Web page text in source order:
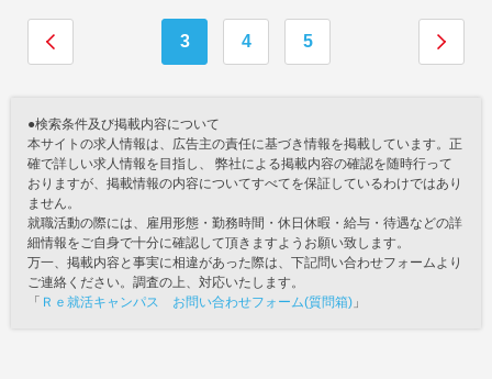
3 4 5
●検索条件及び掲載内容について
本サイトの求人情報は、広告主の責任に基づき情報を掲載しています。正
確で詳しい求人情報を目指し、 弊社による掲載内容の確認を随時行って
おりますが、掲載情報の内容についてすべてを保証しているわけではあり
ません。
就職活動の際には、雇用形態・勤務時間・休日休暇・給与・待遇などの詳
細情報をご自身で十分に確認して頂きますようお願い致します。
万一、掲載内容と事実に相違があった際は、下記問い合わせフォームより
ご連絡ください。調査の上、対応いたします。
「 Ｒｅ就活キャンパス お問い合わせフォーム(質問箱) 」